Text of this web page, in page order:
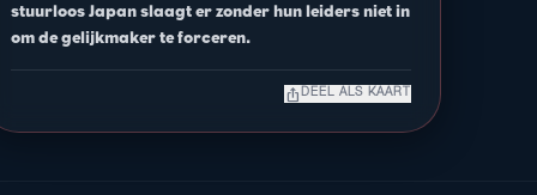
stuurloos Japan slaagt er zonder hun leiders niet in
om de gelijkmaker te forceren.
ios_share DEEL ALS KAART